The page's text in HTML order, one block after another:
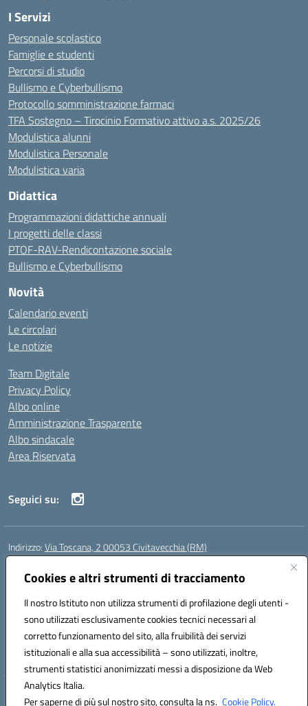
Cookies e altri strumenti di tracciamento
Il nostro Istituto non utilizza strumenti di profilazione degli utenti -
sono utilizzati esclusivamente cookies tecnici necessari al
corretto funzionamento del sito, alla fruibilità dei servizi
istituzionali e alla sua accessibilità – sono utilizzati, inoltre,
strumenti statistici anonimizzati messi a disposizione da Web
Analytics Italia.
Per saperne di più sul nostro sito, consulta la ns. Cookie Policy.
I Servizi
Personale scolastico
Famiglie e studenti
Percorsi di studio
Bullismo e Cyberbullismo
Protocollo somministrazione farmaci
TFA Sostegno – Tirocinio Formativo attivo a.s. 2025/26
Modulistica alunni
Modulistica Personale
Modulistica varia
Didattica
Programmazioni didattiche annuali
I progetti delle classi
PTOF-RAV-Rendicontazione sociale
Bullismo e Cyberbullismo
Novità
Calendario eventi
Le circolari
Le notizie
Team Digitale
Privacy Policy
Albo online
Amministrazione Trasparente
Albo sindacale
Area Riservata
Seguici su:
Indirizzo:Via Toscana, 2 00053 Civitavecchia (RM)
Centralino:
Posta elettronica certificata (PEC):rmic8b900g@pec.istruzione.it
Codice fiscale: 91038380589
Codice meccanografico:RMIC8B900G
Codice Indice delle Pubbliche Amministrazioni (IPA): istsc_rmic8b900g
Codice unico di fatturazione (CUF): UFP4NO
Hosting & Powered by 3D Solution S.r.l.